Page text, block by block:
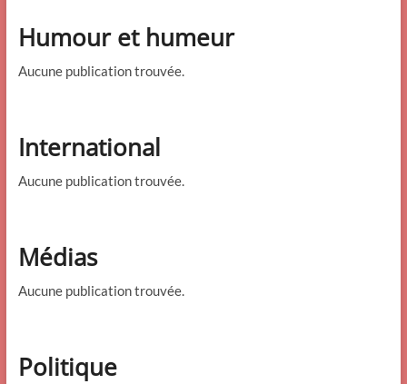
Humour et humeur
Aucune publication trouvée.
International
Aucune publication trouvée.
Médias
Aucune publication trouvée.
Politique